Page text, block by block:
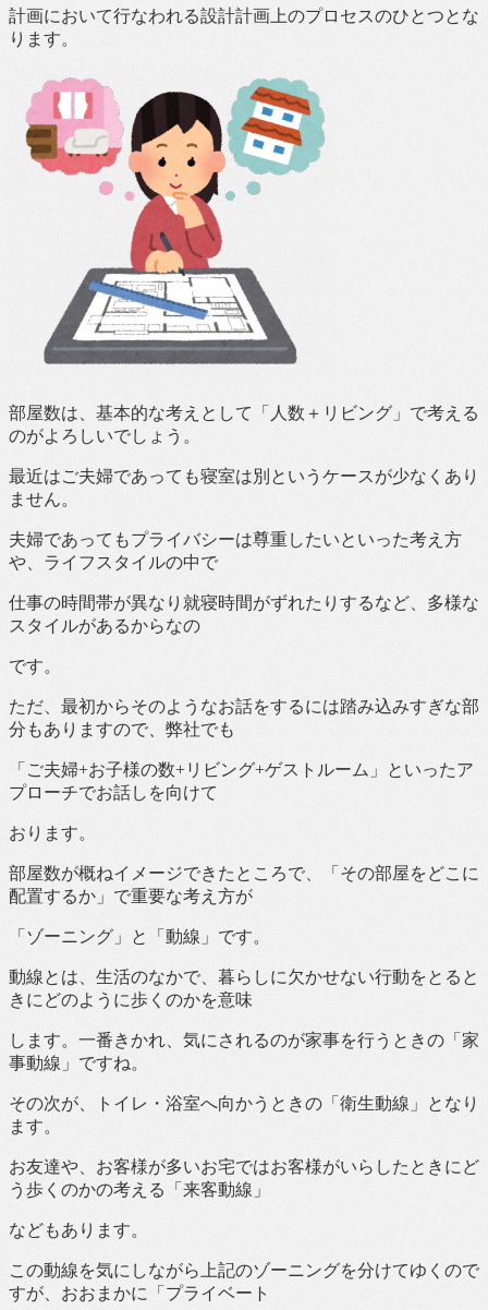
計画において行なわれる設計計画上のプロセスのひとつとな
ります。
部屋数は、基本的な考えとして「人数＋リビング」で考える
のがよろしいでしょう。
最近はご夫婦であっても寝室は別というケースが少なくあり
ません。
夫婦であってもプライバシーは尊重したいといった考え方
や、ライフスタイルの中で
仕事の時間帯が異なり就寝時間がずれたりするなど、多様な
スタイルがあるからなの
です。
ただ、最初からそのようなお話をするには踏み込みすぎな部
分もありますので、弊社でも
「ご夫婦+お子様の数+リビング+ゲストルーム」といったア
プローチでお話しを向けて
おります。
部屋数が概ねイメージできたところで、「その部屋をどこに
配置するか」で重要な考え方が
「ゾーニング」と「動線」です。
動線とは、生活のなかで、暮らしに欠かせない行動をとると
きにどのように歩くのかを意味
します。一番きかれ、気にされるのが家事を行うときの「家
事動線」ですね。
その次が、トイレ・浴室へ向かうときの「衛生動線」となり
ます。
お友達や、お客様が多いお宅ではお客様がいらしたときにど
う歩くのかの考える「来客動線」
などもあります。
この動線を気にしながら上記のゾーニングを分けてゆくので
すが、おおまかに「プライベート